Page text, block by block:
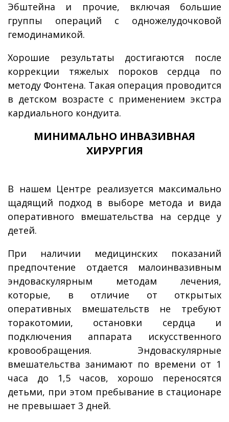
Эбштейна и прочие, включая большие
группы операций с одножелудочковой
гемодинамикой.
Хорошие результаты достигаются после
коррекции тяжелых пороков сердца по
методу Фонтена. Такая операция проводится
в детском возрасте с применением экстра
кардиального кондуита.
МИНИМАЛЬНО ИНВАЗИВНАЯ
ХИРУРГИЯ
В нашем Центре реализуется максимально
щадящий подход в выборе метода и вида
оперативного вмешательства на сердце у
детей.
При наличии медицинских показаний
предпочтение отдается малоинвазивным
эндоваскулярным методам лечения,
которые, в отличие от открытых
оперативных вмешательств не требуют
торакотомии, остановки сердца и
подключения аппарата искусственного
кровообращения. Эндоваскулярные
вмешательства занимают по времени от 1
часа до 1,5 часов, хорошо переносятся
детьми, при этом пребывание в стационаре
не превышает 3 дней.